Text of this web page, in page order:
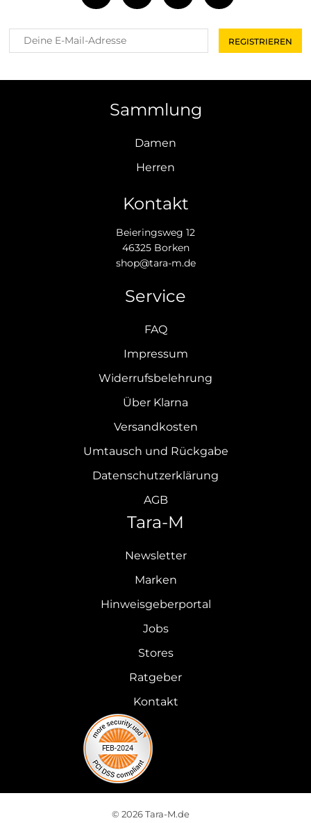
Sammlung
Damen
Herren
Kontakt
Beieringsweg 12
46325 Borken
shop@tara-m.de
Service
FAQ
Impressum
Widerrufsbelehrung
Über Klarna
Versandkosten
Umtausch und Rückgabe
Datenschutzerklärung
AGB
Tara-M
Newsletter
Marken
Hinweisgeberportal
Jobs
Stores
Ratgeber
Kontakt
© 2026 Tara-M.de